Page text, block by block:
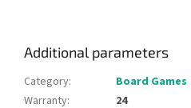
Additional parameters
Category:
Board Games
Warranty:
24